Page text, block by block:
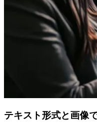
テキスト形式と画像